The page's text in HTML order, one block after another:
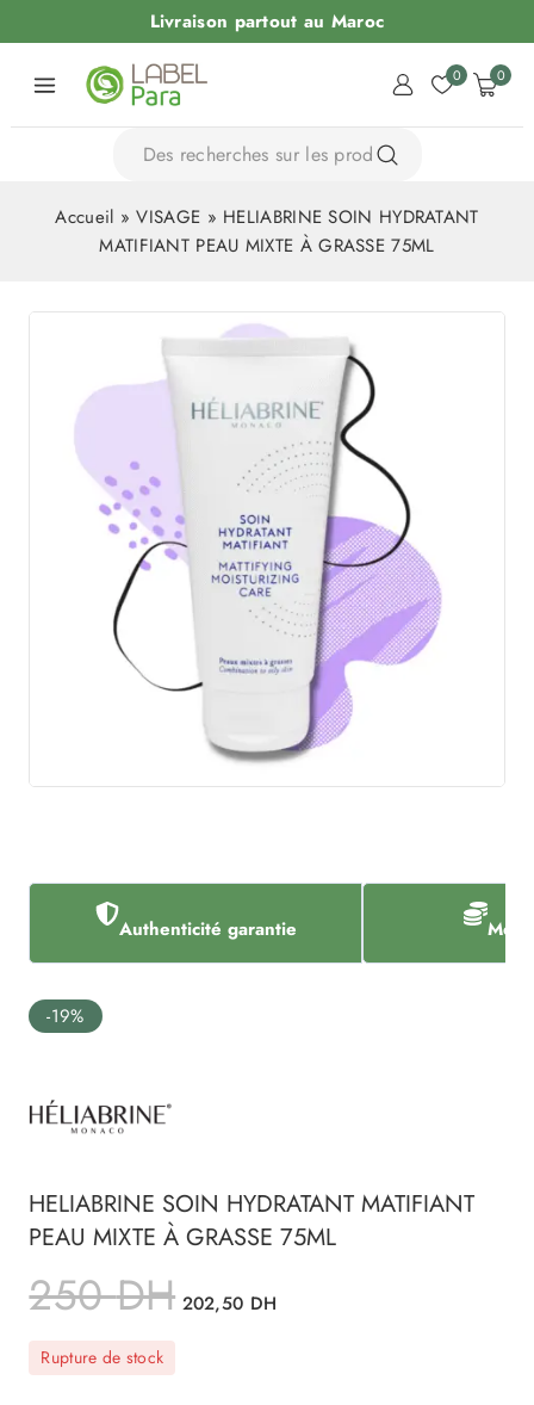
Livraison partout au Maroc
0 0
Accueil »VISAGE » HELIABRINE SOIN HYDRATANT
MATIFIANT PEAU MIXTE À GRASSE 75ML
Authenticité garantie
-19%
HELIABRINE SOIN HYDRATANT MATIFIANT
PEAU MIXTE À GRASSE 75ML
250DH 202,50 DH
Rupture de stock